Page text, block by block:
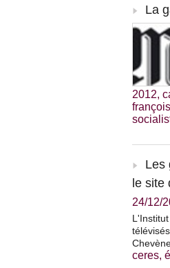
La
2012,
Les
le site
24/12/
ceres,